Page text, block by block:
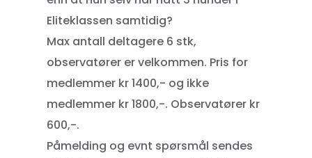
Eliteklassen samtidig?
Max antall deltagere 6 stk,
observatører er velkommen. Pris for
medlemmer kr 1400,- og ikke
medlemmer kr 1800,-. Observatører kr
600,-.
Påmelding og evnt spørsmål sendes